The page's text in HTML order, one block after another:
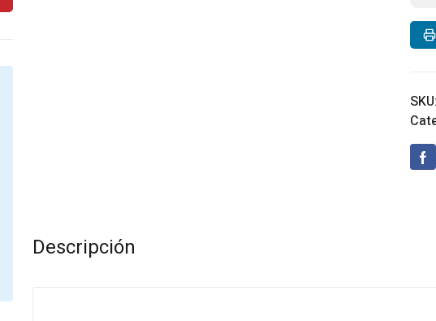
SKU:
Descripción